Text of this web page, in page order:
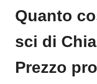
Quanto
sci di
Prezzo